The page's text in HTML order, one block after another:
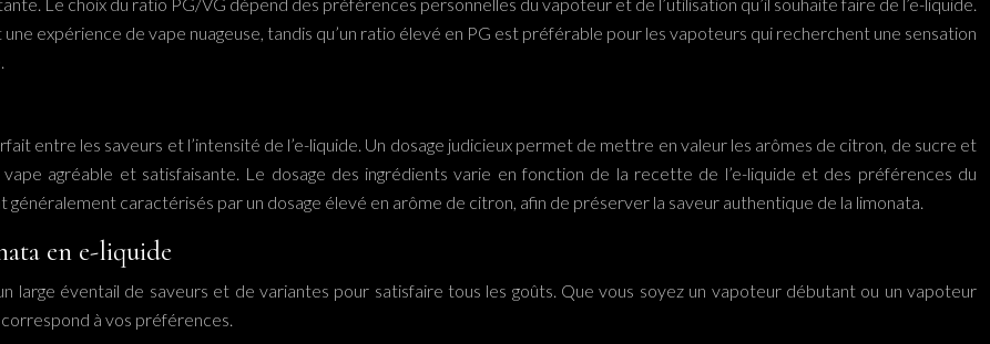
expérience de vape nuageuse, tandis qu’un ratio élevé en PG est préférable pour les vapoteurs qui recherchent une sensation
entre les saveurs et l’intensité de l’e-liquide. Un dosage judicieux permet de mettre en valeur les arômes de citron, de sucre et
agréable et satisfaisante. Le dosage des ingrédients varie en fonction de la recette de l’e-liquide et des préférences du
caractérisés par un dosage élevé en arôme de citron, afin de préserver la saveur authentique de la limonata.
en e-liquide
large éventail de saveurs et de variantes pour satisfaire tous les goûts. Que vous soyez un vapoteur débutant ou un vapoteur
à vos préférences.